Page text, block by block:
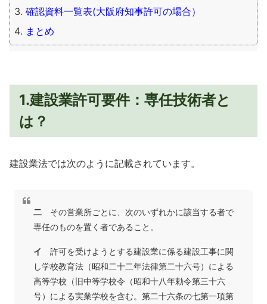
確認資料一覧表(大阪府知事許可の場合）
まとめ
1.建設業許可要件：専任技術者と
は？
建設業法では次のように記載されています。
二 その営業所ごとに、次のいずれかに該当する者で
専任のものを置く者であること。
イ
許可を受けようとする建設業に係る建設工事に関
し学校教育法（昭和二十二年法律第二十六号）による
高等学校（旧中等学校令（昭和十八年勅令第三十六
号）による実業学校を含む。第二十六条の七第一項第